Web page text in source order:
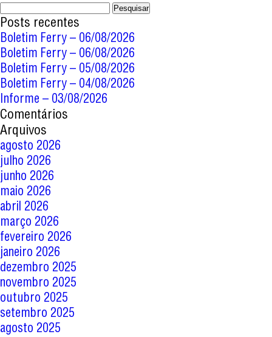
Pesquisar
por:
Posts recentes
Boletim Ferry – 06/08/2026
Boletim Ferry – 06/08/2026
Boletim Ferry – 05/08/2026
Boletim Ferry – 04/08/2026
Informe – 03/08/2026
Comentários
Arquivos
agosto 2026
julho 2026
junho 2026
maio 2026
abril 2026
março 2026
fevereiro 2026
janeiro 2026
dezembro 2025
novembro 2025
outubro 2025
setembro 2025
agosto 2025